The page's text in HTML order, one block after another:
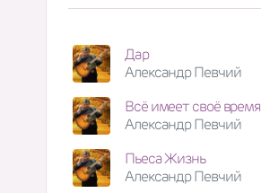
Дар
Александр Певчий
Всё имеет своё время
Александр Певчий
Пьеса Жизнь
Александр Певчий